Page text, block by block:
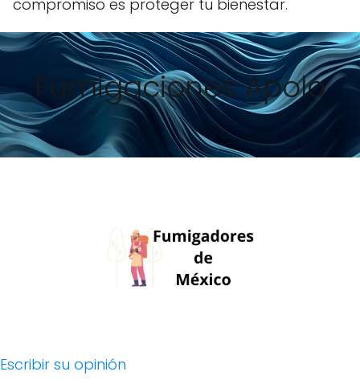
compromiso es proteger tu bienestar.
Fumigaciones Apolo
Escribir su opinión